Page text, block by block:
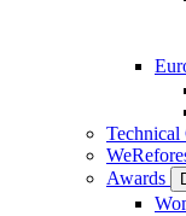
Technical
Awards